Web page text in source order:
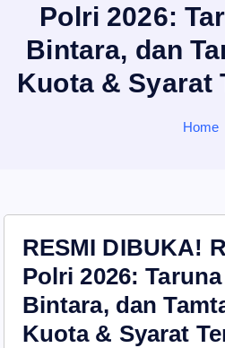
Polri 2026:
Bintara, dan
Kuota & Syarat
Home
RESMI DIBUKA!
Polri 2026:
Bintara, dan
Kuota & Syarat